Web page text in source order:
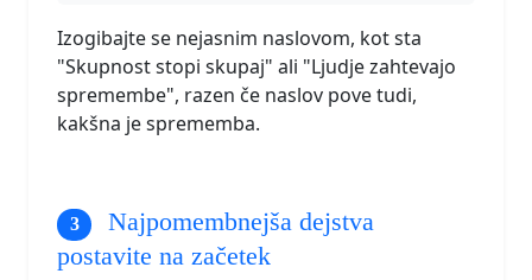
Izogibajte se nejasnim naslovom, kot sta
"Skupnost stopi skupaj" ali "Ljudje zahtevajo
spremembe", razen če naslov pove tudi,
kakšna je sprememba.
Najpomembnejša dejstva
postavite na začetek